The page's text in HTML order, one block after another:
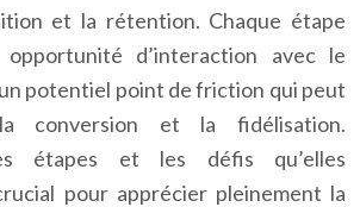
et la rétention. Chaque étape
d’interaction avec le
potentiel point de friction qui peut
conversion et la fidélisation.
étapes et les défis qu’elles
pour apprécier pleinement la